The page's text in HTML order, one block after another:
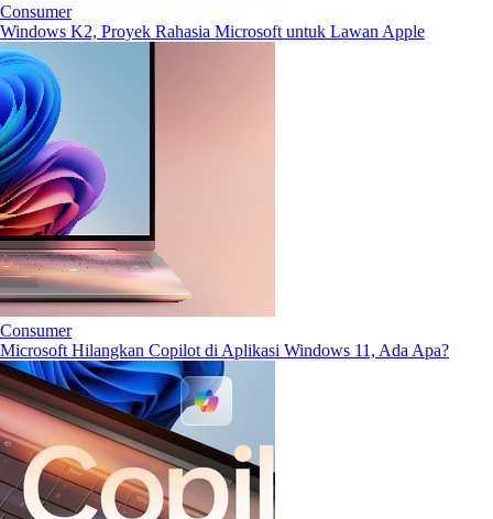
Consumer
Windows K2, Proyek Rahasia Microsoft untuk Lawan Apple
Consumer
Microsoft Hilangkan Copilot di Aplikasi Windows 11, Ada Apa?